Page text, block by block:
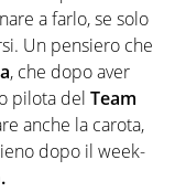
a farlo, se solo
Un pensiero che
, che dopo aver
pilota del Team
anche la carota,
dopo il week-